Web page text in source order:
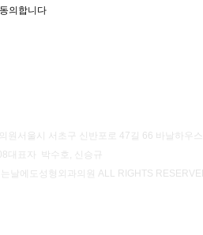
의합니다
원 서울시 서초구 신반포로 47길 66 바날하우스
대표자 박수호, 신승규
날에도성형외과의원 ALL RIGHTS